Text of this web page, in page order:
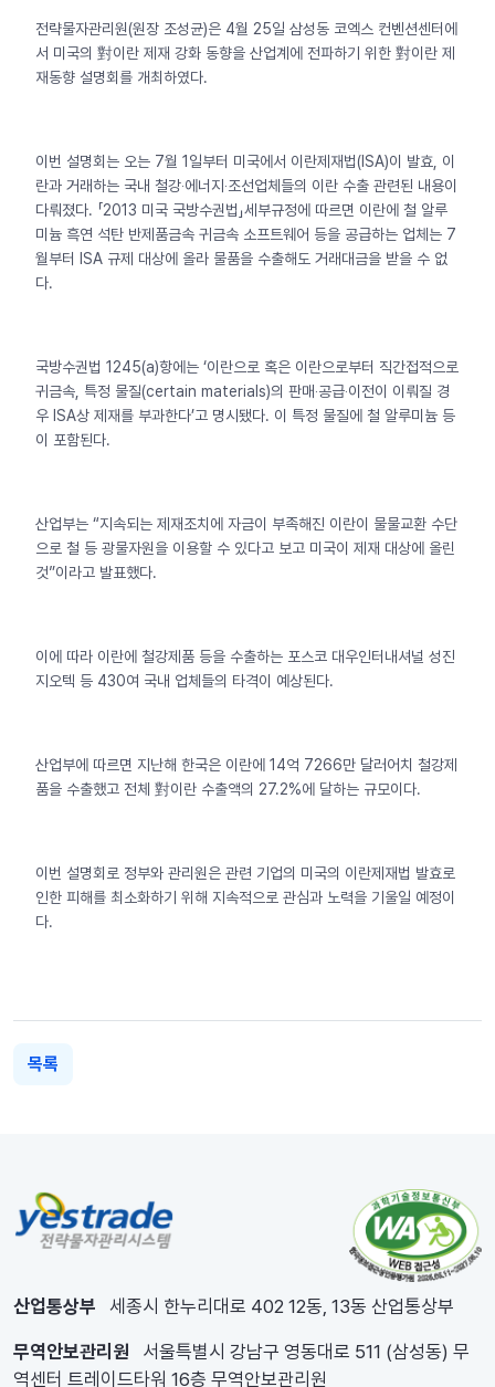
전략물자관리원(원장 조성균)은 4월 25일 삼성동 코엑스 컨벤션센터에
서 미국의 對이란 제재 강화 동향을 산업계에 전파하기 위한 對이란 제
재동향 설명회를 개최하였다.
이번 설명회는 오는 7월 1일부터 미국에서 이란제재법(ISA)이 발효, 이
란과 거래하는 국내 철강‧에너지‧조선업체들의 이란 수출 관련된 내용이
다뤄졌다. 「2013 미국 국방수권법」세부규정에 따르면 이란에 철 알루
미늄 흑연 석탄 반제품금속 귀금속 소프트웨어 등을 공급하는 업체는 7
월부터 ISA 규제 대상에 올라 물품을 수출해도 거래대금을 받을 수 없
다.
국방수권법 1245(a)항에는 ‘이란으로 혹은 이란으로부터 직간접적으로
귀금속, 특정 물질(certain materials)의 판매‧공급‧이전이 이뤄질 경
우 ISA상 제재를 부과한다’고 명시됐다. 이 특정 물질에 철 알루미늄 등
이 포함된다.
산업부는 “지속되는 제재조치에 자금이 부족해진 이란이 물물교환 수단
으로 철 등 광물자원을 이용할 수 있다고 보고 미국이 제재 대상에 올린
것”이라고 발표했다.
이에 따라 이란에 철강제품 등을 수출하는 포스코 대우인터내셔널 성진
지오텍 등 430여 국내 업체들의 타격이 예상된다.
산업부에 따르면 지난해 한국은 이란에 14억 7266만 달러어치 철강제
품을 수출했고 전체 對이란 수출액의 27.2%에 달하는 규모이다.
이번 설명회로 정부와 관리원은 관련 기업의 미국의 이란제재법 발효로
인한 피해를 최소화하기 위해 지속적으로 관심과 노력을 기울일 예정이
다.
목록
산업통상부 세종시 한누리대로 402 12동, 13동 산업통상부
무역안보관리원
서울특별시 강남구 영동대로 511 (삼성동) 무
역센터 트레이드타워 16층 무역안보관리원